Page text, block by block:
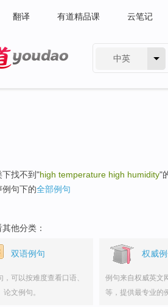
翻译 有道精品课 云笔记
中英
下找不到"high temperature high humidity"
句下的全部例句
他分类：
双语例句
，可以按难度查看口语、
文例句。
权威
例句来自权威英文
等，提供最专业的